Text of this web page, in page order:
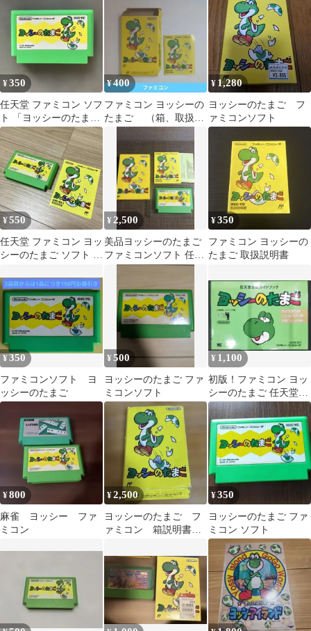
ーマリオ
¥350
任天堂 ファミコン ソフ
ト 「ヨッシーのたま
ご」 FC ゲームソフト
¥400
ファミコン ヨッシーの
たまご （箱、取扱説
¥ 1,280
ヨッシーのたまご フ
ァミコンソフト
¥550
任天堂 ファミコン ヨッ
シーのたまご ソフト 取
¥2,500
美品ヨッシーのたまご
ファミコンソフト 任天
¥350
ファミコン ヨッシーの
たまご 取扱説明書
¥350
ファミコンソフト ヨ
ッシーのたまご
¥500
ヨッシーのたまご ファ
ミコンソフト
¥ 1,100
初版！ファミコン ヨッ
シーのたまご 任天堂公
式ガイドブック 小学館
¥800
麻雀 ヨッシー ファ
ミコン
¥2,500
ヨッシーのたまご フ
ァミコン 箱説明書付
¥350
ヨッシーのたまご ファ
ミコン ソフト